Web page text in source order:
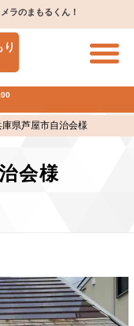
ラのまもるくん！
り
芦屋市自治会様
会様